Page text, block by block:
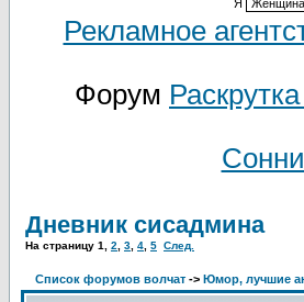
Я
Рекламное
Форум
Дневник сисадмина
На страницу 1 2 3 4 5 След.
Список форумов волчат -> Юмор, лучшие